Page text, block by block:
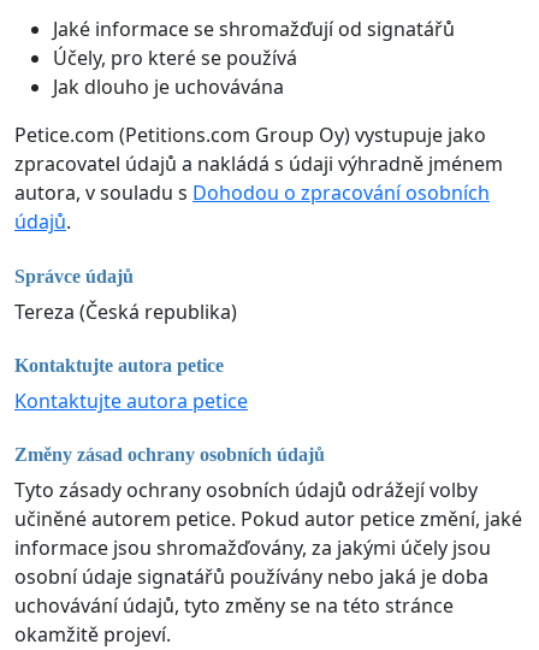
Jaké informace se shromažďují od signatářů
Účely, pro které se používá
Jak dlouho je uchovávána
Petice.com (Petitions.com Group Oy) vystupuje jako
zpracovatel údajů a nakládá s údaji výhradně jménem
autora, v souladu s Dohodou o zpracování osobních
údajů.
Správce údajů
Tereza (Česká republika)
Kontaktujte autora petice
Kontaktujte autora petice
Změny zásad ochrany osobních údajů
Tyto zásady ochrany osobních údajů odrážejí volby
učiněné autorem petice. Pokud autor petice změní, jaké
informace jsou shromažďovány, za jakými účely jsou
osobní údaje signatářů používány nebo jaká je doba
uchovávání údajů, tyto změny se na této stránce
okamžitě projeví.